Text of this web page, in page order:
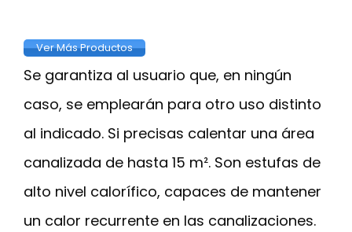
Ver Más Productos
Se garantiza al usuario que, en ningún
caso, se emplearán para otro uso distinto
al indicado. Si precisas calentar una área
canalizada de hasta 15 m². Son estufas de
alto nivel calorífico, capaces de mantener
un calor recurrente en las canalizaciones.